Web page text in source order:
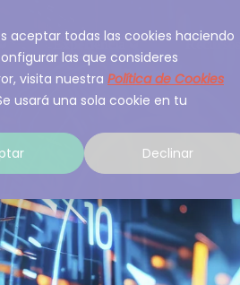
aceptar todas las cookies haciendo
las que consideres
visita nuestra Política de Cookies
usará una sola cookie en tu
Declinar
Experiencia